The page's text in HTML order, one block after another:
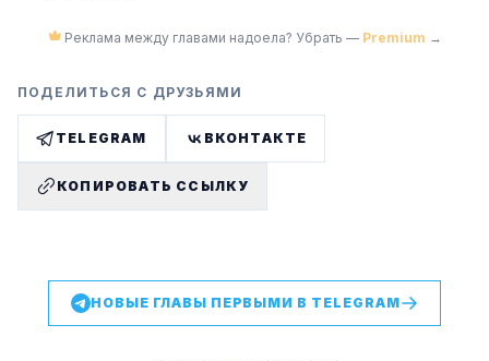
Реклама между главами надоела? Убрать — Premium →
ПОДЕЛИТЬСЯ С ДРУЗЬЯМИ
TELEGRAM ВКОНТАКТЕ
КОПИРОВАТЬ ССЫЛКУ
НОВЫЕ ГЛАВЫ ПЕРВЫМИ В TELEGRAM